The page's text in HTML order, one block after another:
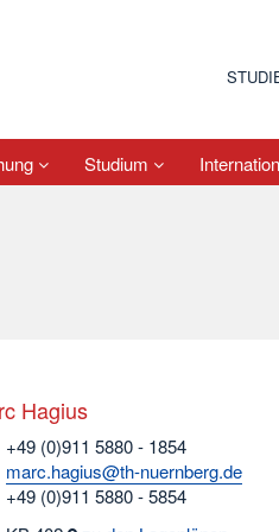
Studium
Hagius
telefon
+49 (0)911 5880 - 1854
email
marc.hagius@th-nuernberg.de
fax
+49 (0)911 5880 - 5854